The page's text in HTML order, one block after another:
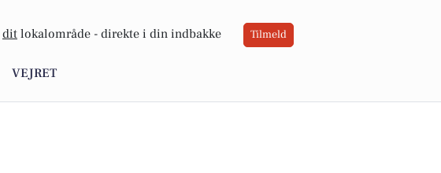
dit lokalområde - direkte i din indbakke Tilmeld
VEJRET